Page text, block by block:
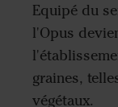
Equipé du
l'Opus
graines,
végétaux.